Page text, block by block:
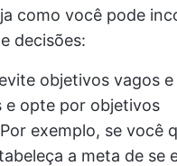
como você pode
decisões:
objetivos vagos e
e opte por objetivos
exemplo, se você
a meta de se